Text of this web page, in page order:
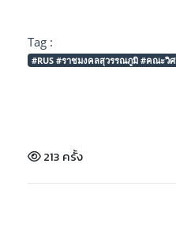
Tag :
#RUS #ราชมงคลสุวรรณภูมิ #คณะวิ
213 ครั้ง